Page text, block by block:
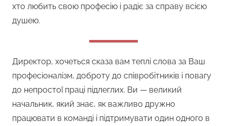
хто любить свою професію і радіє за справу всією
душею.
Директор, хочеться сказа вам теплі слова за Ваш
професіоналізм, доброту до співробітників і повагу
до непростої праці підлеглих. Ви — великий
начальник, який знає, як важливо дружно
працювати в команді і підтримувати один одного в